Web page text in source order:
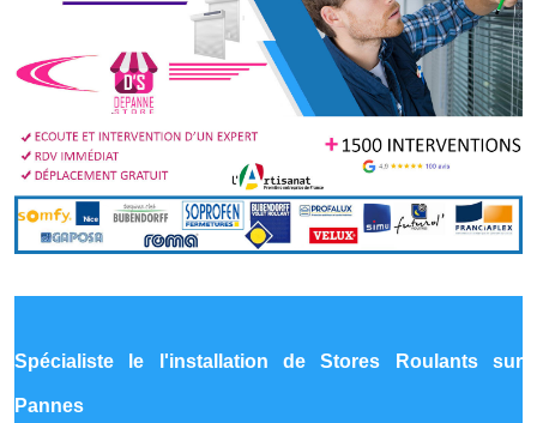
Spécialiste le l'installation de Stores Roulants sur
Pannes